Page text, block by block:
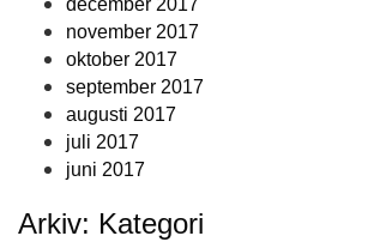
december 2017
november 2017
oktober 2017
september 2017
augusti 2017
juli 2017
juni 2017
Arkiv: Kategori